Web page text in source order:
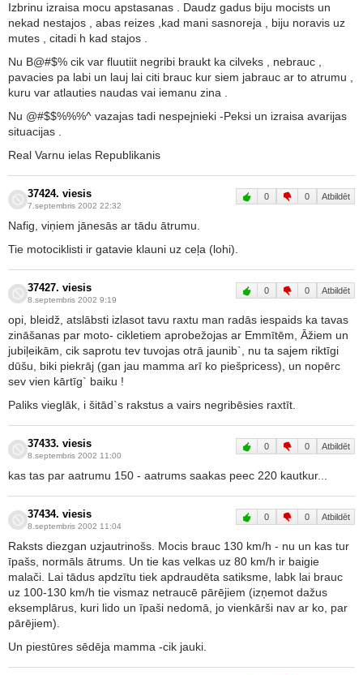
Izbrinu izraisa mocu apstasanas . Daudz gadus biju mocists un
nekad nestajos , abas reizes ,kad mani sasnoreja , biju noravis uz
mutes , citadi h kad stajos .
Nu B@#$% cik var fluutiit negribi braukt ka cilveks , nebrauc ,
pavacies pa labi un lauj lai citi brauc kur siem jabrauc ar to atrumu ,
kuru var atlauties naudas vai iemanu zina .
Nu @#$$%%%^ vazajas tadi nespejnieki -Peksi un izraisa avarijas
situacijas .
Real Varnu ielas Republikanis
37424. viesis
7.septembris 2002 22:32
0 0 Atbildēt
Nafig, viņiem jānesās ar tādu ātrumu.
Tie motociklisti ir gatavie klauni uz ceļa (lohi).
37427. viesis
8.septembris 2002 9:19
0 0 Atbildēt
opi, bleidž, atslābsti izlasot tavu raxtu man radās iespaids ka tavas
zināšanas par moto- cikletiem aprobežojas ar Emmītēm, Āžiem un
jubiļeikām, cik saprotu tev tuvojas otrā jaunib`, nu ta sajem riktīgi
dūšu, biki piekrāj (gan jau mamma arī ko piešpricess), un nopērc
sev vien kārtīg` baiku !
Paliks vieglāk, i šitād`s rakstus a vairs negribēsies raxtīt.
37433. viesis
8.septembris 2002 11:00
0 0 Atbildēt
kas tas par aatrumu 150 - aatrums saakas peec 220 kautkur...
37434. viesis
8.septembris 2002 11:04
0 0 Atbildēt
Raksts diezgan uzjautrinošs. Mocis brauc 130 km/h - nu un kas tur
īpašs, normāls ātrums. Un tie kas velkas uz 80 km/h ir baigie
malači. Lai tādus apdzītu tiek apdraudēta satiksme, labk lai brauc
uz 100-130 km/h tie vismaz netraucē pārējiem (izņemot dažus
eksemplārus, kuri lido un īpaši nedomā, jo vienkārši nav ar ko, par
pārējiem).
Un piestūres sēdēja mamma -cik jauki.